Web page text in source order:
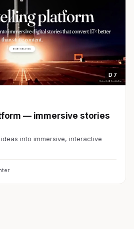
D 7
— immersive stories
into immersive, interactive